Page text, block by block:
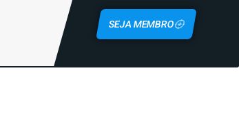
SEJA MEMBRO